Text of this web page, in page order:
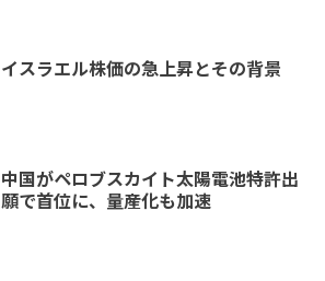
イスラエル株価の急上昇とその背景
中国がペロブスカイト太陽電池特許出
願で首位に、量産化も加速